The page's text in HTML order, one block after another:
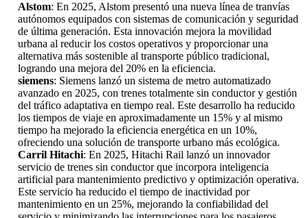
Alstom: En 2025, Alstom presentó una nueva línea de tranvías
autónomos equipados con sistemas de comunicación y seguridad
de última generación. Esta innovación mejora la movilidad
urbana al reducir los costos operativos y proporcionar una
alternativa más sostenible al transporte público tradicional,
logrando una mejora del 20% en la eficiencia.
siemens: Siemens lanzó un sistema de metro automatizado
avanzado en 2025, con trenes totalmente sin conductor y gestión
del tráfico adaptativa en tiempo real. Este desarrollo ha reducido
los tiempos de viaje en aproximadamente un 15% y al mismo
tiempo ha mejorado la eficiencia energética en un 10%,
ofreciendo una solución de transporte urbano más ecológica.
Carril Hitachi: En 2025, Hitachi Rail lanzó un innovador
servicio de trenes sin conductor que incorpora inteligencia
artificial para mantenimiento predictivo y optimización operativa.
Este servicio ha reducido el tiempo de inactividad por
mantenimiento en un 25%, mejorando la confiabilidad del